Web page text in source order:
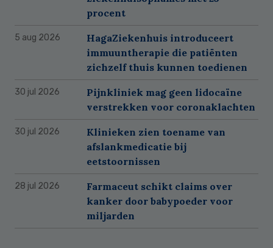
procent
5 aug 2026
HagaZiekenhuis introduceert
immuuntherapie die patiënten
zichzelf thuis kunnen toedienen
30 jul 2026
Pijnkliniek mag geen lidocaïne
verstrekken voor coronaklachten
30 jul 2026
Klinieken zien toename van
afslankmedicatie bij
eetstoornissen
28 jul 2026
Farmaceut schikt claims over
kanker door babypoeder voor
miljarden